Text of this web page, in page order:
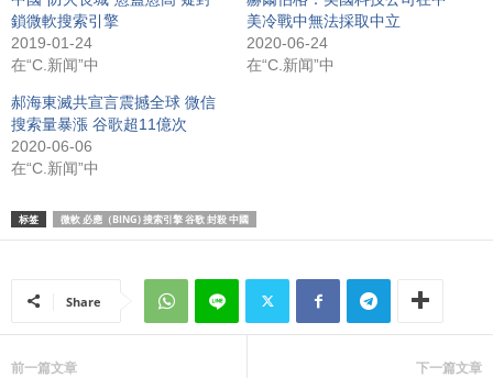
鎖微軟搜索引擎
2019-01-24
在“C.新闻”中
美冷戰中無法採取中立
2020-06-24
在“C.新闻”中
郝海東滅共宣言震撼全球 微信
搜索量暴漲 谷歌超11億次
2020-06-06
在“C.新闻”中
标签 微軟 必應（BING) 搜索引擎 谷歌 封殺 中國
Share
前一篇文章 下一篇文章